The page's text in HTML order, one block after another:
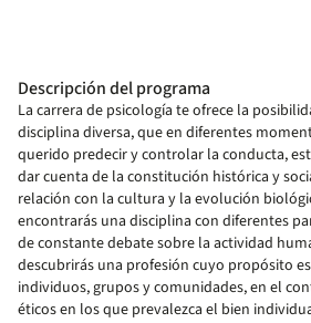
Descripción del programa
La carrera de psicología te ofrece la
disciplina diversa, que en diferentes
querido predecir y controlar la conducta,
dar cuenta de la constitución histórica y
relación con la cultura y la evolución
encontrarás una disciplina con diferentes
de constante debate sobre la actividad
descubrirás una profesión cuyo propósito
individuos, grupos y comunidades, en el
éticos en los que prevalezca el bien